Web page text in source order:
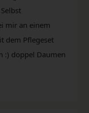
mir an einem
dem Pflegeset
:) doppel Daumen